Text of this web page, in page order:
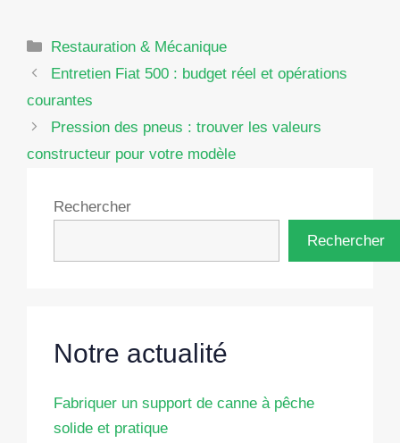
Catégories
Restauration & Mécanique
Entretien Fiat 500 : budget réel et opérations
courantes
Pression des pneus : trouver les valeurs
constructeur pour votre modèle
Rechercher
Rechercher
Notre actualité
Fabriquer un support de canne à pêche
solide et pratique